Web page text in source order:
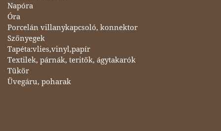
Napóra
Óra
Porcelán villanykapcsoló, konnektor
Szőnyegek
Tapéta:vlies,vinyl,papír
Textilek, párnák, teritők, ágytakarók
Tükör
Üvegáru, poharak